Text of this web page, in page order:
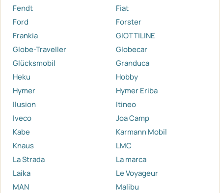
Fendt
Fiat
Ford
Forster
Frankia
GIOTTILINE
Globe-Traveller
Globecar
Glücksmobil
Granduca
Heku
Hobby
Hymer
Hymer Eriba
Ilusion
Itineo
Iveco
Joa Camp
Kabe
Karmann Mobil
Knaus
LMC
La Strada
La marca
Laika
Le Voyageur
MAN
Malibu